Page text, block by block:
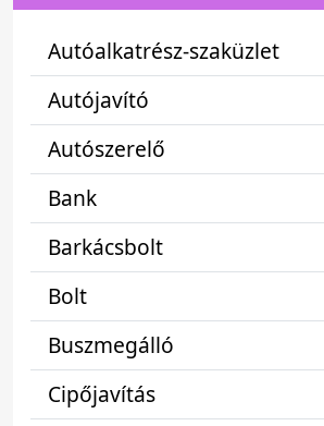
Autóalkatrész-szaküzlet
Autójavító
Autószerelő
Bank
Barkácsbolt
Bolt
Buszmegálló
Cipőjavítás